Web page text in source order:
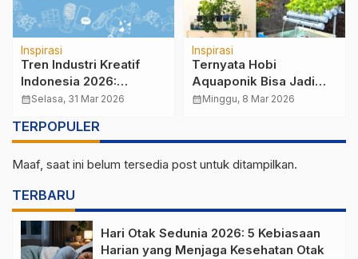
Inspirasi
Tren Industri Kreatif
Indonesia 2026:
Peluang Emas
Era Digital
calendar_monthSelasa, 31 Mar 2026
Inspirasi
Ternyata Hobi
Aquaponik Bisa Jadi
Cuan: Ini Cara
calendar_monthMinggu, 8 Mar 2026
TERPOPULER
Maaf, saat ini belum tersedia post untuk ditampilkan.
TERBARU
Hari Otak Sedunia 2026: 5 Kebiasaan
Harian yang Menjaga Kesehatan Otak